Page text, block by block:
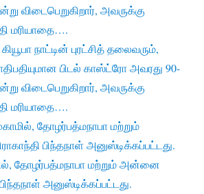
விடைபெறுகிறார், அவருக்கு
மரியாதை….
கியூபா நாட்டின் புரட்சித் தலைவரும்,
பிடல் காஸ்ட்ரோ அவரது 90-
விடைபெறுகிறார், அவருக்கு
மரியாதை….
தோழர்பத்மநாபா மற்றும்
பிந்தநாள் அனுஸ்டிக்கப்பட்டது.
தோழர்பத்மநாபா மற்றும் அன்னை
அனுஸ்டிக்கப்பட்டது.